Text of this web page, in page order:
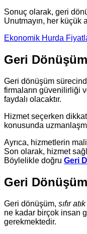
Sonuç olarak, geri
Unutmayın, her küçük
Ekonomik Hurda
Geri
Geri dönüşüm
firmaların güvenilirliği
faydalı olacaktır.
Hizmet seçerken
konusunda
Ayrıca, hizmetlerin
Son olarak, hizmet
Böylelikle doğru Geri
Geri
Geri dönüşüm, sıfır atık
ne kadar birçok insan
gerekmektedir.